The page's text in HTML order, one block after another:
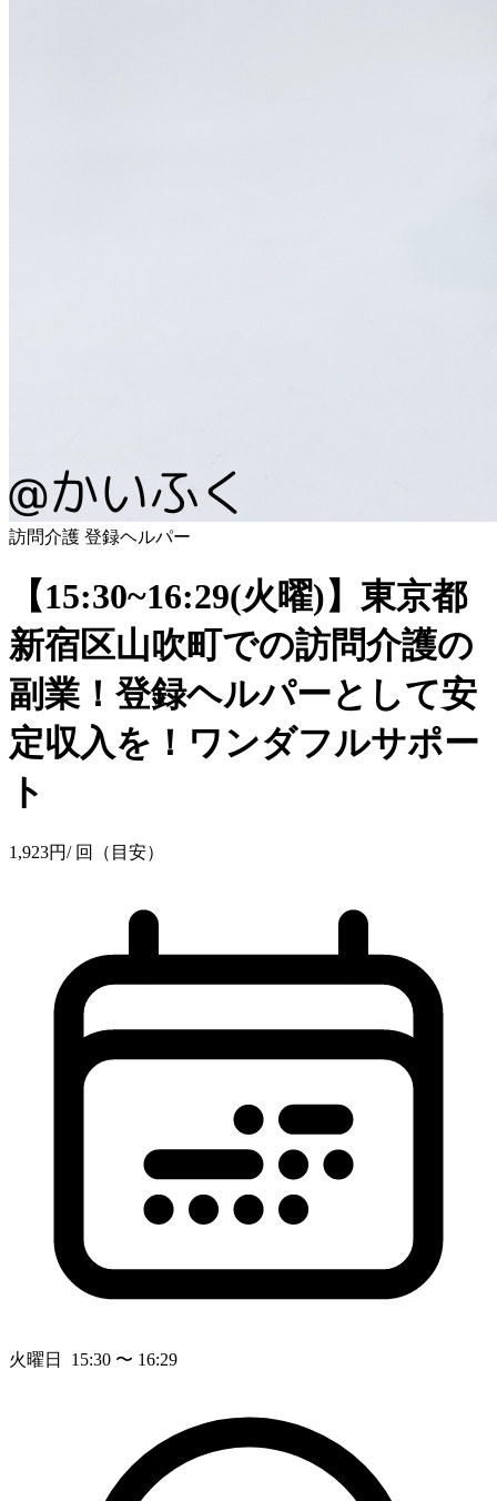
訪問介護 登録ヘルパー
【15:30~16:29(火曜)】東京都
新宿区山吹町での訪問介護の
副業！登録ヘルパーとして安
定収入を！ワンダフルサポー
ト
1,923円/ 回（目安）
火曜日 15:30 〜 16:29